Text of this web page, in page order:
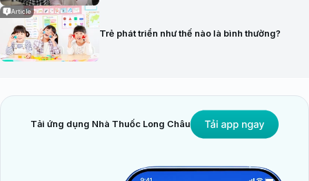
Article
Trẻ phát triển như thế nào là bình thường?
Tải ứng dụng Nhà Thuốc Long Châu